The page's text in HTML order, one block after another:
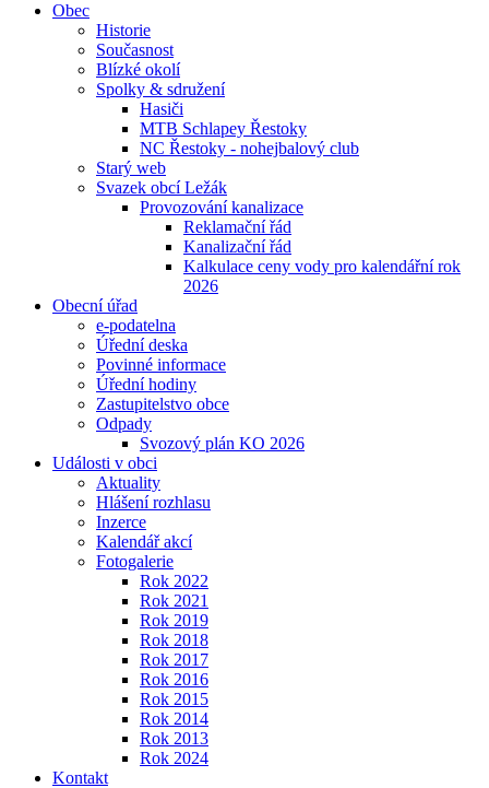
Obec
Historie
Současnost
Blízké okolí
Spolky & sdružení
Hasiči
MTB Schlapey Řestoky
NC Řestoky - nohejbalový club
Starý web
Svazek obcí Ležák
Provozování kanalizace
Reklamační řád
Kanalizační řád
Kalkulace ceny vody pro kalendářní rok
2026
Obecní úřad
e-podatelna
Úřední deska
Povinné informace
Úřední hodiny
Zastupitelstvo obce
Odpady
Svozový plán KO 2026
Události v obci
Aktuality
Hlášení rozhlasu
Inzerce
Kalendář akcí
Fotogalerie
Rok 2022
Rok 2021
Rok 2019
Rok 2018
Rok 2017
Rok 2016
Rok 2015
Rok 2014
Rok 2013
Rok 2024
Kontakt